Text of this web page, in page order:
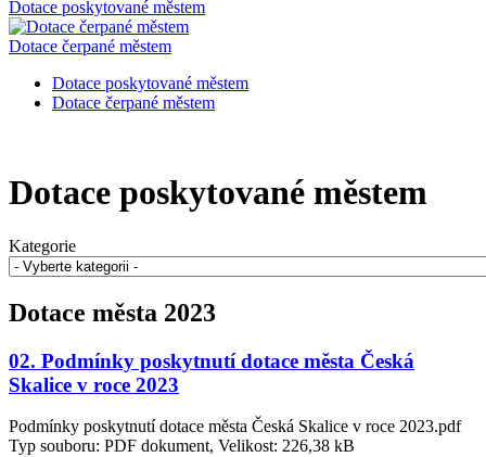
Dotace poskytované městem
Dotace čerpané městem
Dotace poskytované městem
Dotace čerpané městem
Dotace poskytované městem
Kategorie
Dotace města 2023
02. Podmínky poskytnutí dotace města Česká
Skalice v roce 2023
Podmínky poskytnutí dotace města Česká Skalice v roce 2023.pdf
Typ souboru: PDF dokument, Velikost: 226,38 kB